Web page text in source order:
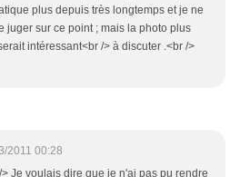
plus depuis très longtemps et je ne
juger sur ce point ; mais la photo plus
intéressant<br /> à discuter .<br />
2011 00:28
> Je voulais dire que je n'ai pas pu rendre